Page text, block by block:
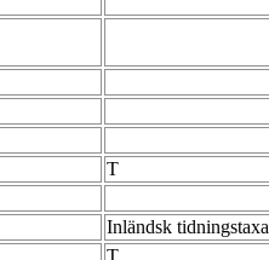
T
Inländsk tidningstaxa